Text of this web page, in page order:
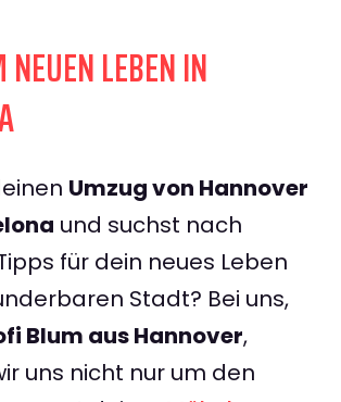
LEBEN IN
Umzug von Hannover
und suchst nach
für dein neues Leben
Stadt? Bei uns,
Blum aus Hannover,
uns nicht nur um den